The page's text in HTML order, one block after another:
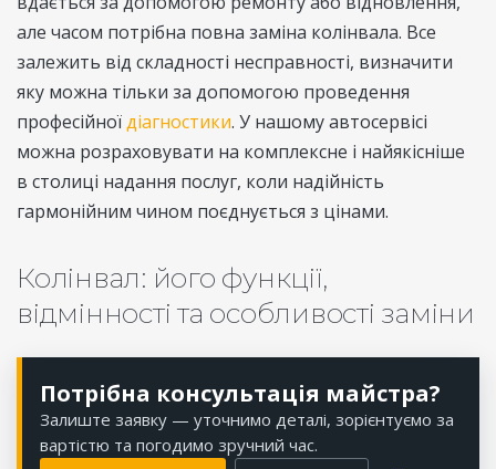
але часом потрібна повна заміна колінвала. Все
залежить від складності несправності, визначити
яку можна тільки за допомогою проведення
професійноїдіагностики. У нашому автосервісі
можна розраховувати на комплексне і найякісніше
в столиці надання послуг, коли надійність
гармонійним чином поєднується з цінами.
Колінвал: його функції,
відмінності та особливості заміни
Потрібна консультація майстра?
Залиште заявку — уточнимо деталі, зорієнтуємо за
вартістю та погодимо зручний час.